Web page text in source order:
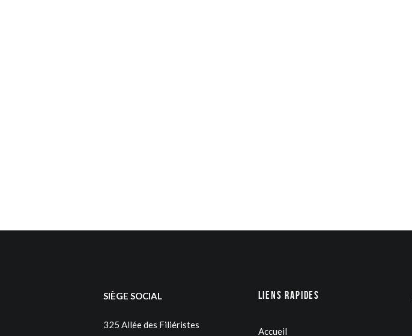
SIÈGE SOCIAL
325 Allée des Filiéristes
Liens rapides
Accueil